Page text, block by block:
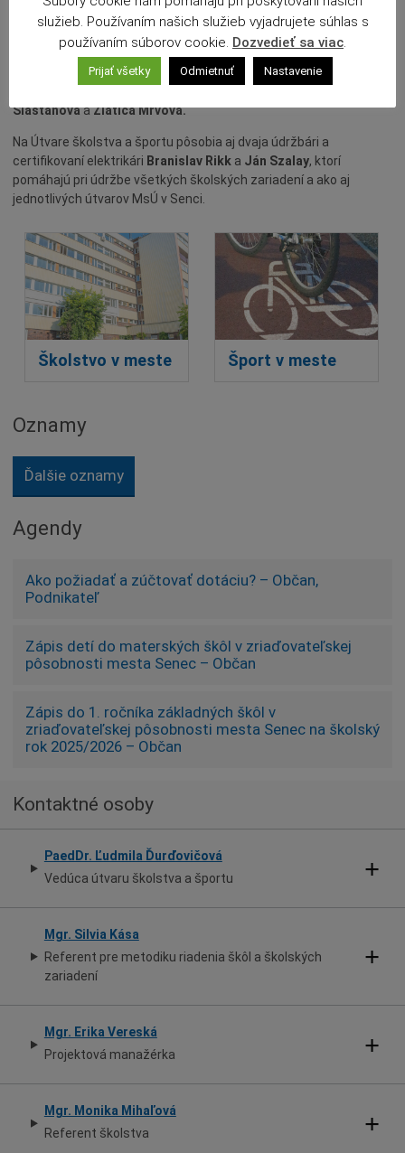
Tri účtovníčky –Jarmila Katonováa Monika Burešovámajú na
úseku rozpočtovníctva a financovania na starosti vedenie
účtovných agend šiestich materských škôl.
Personalistiku a mzdy zamestnancov týchto šiestich
SlašťanováaZlatica Mrvová.
Na Útvare školstva a športu pôsobia aj dvaja údržbári a
certifikovaní elektrikári Branislav Rikk a Ján Szalay, ktorí
pomáhajú pri údržbe všetkých školských zariadení a ako aj
jednotlivých útvarov MsÚ v Senci.
Školstvo v meste Šport v meste
Oznamy
Ďalšie oznamy
Agendy
Ako požiadať a zúčtovať dotáciu? – Občan,
Podnikateľ
Zápis detí do materských škôl v zriaďovateľskej
pôsobnosti mesta Senec – Občan
Zápis do 1. ročníka základných škôl v
zriaďovateľskej pôsobnosti mesta Senec na školský
rok 2025/2026 – Občan
Kontaktné osoby
PaedDr. Ľudmila Ďurďovičová
Vedúca útvaru školstva a športu
Mgr. Silvia Kása
Referent pre metodiku riadenia škôl a školských
zariadení
Mgr. Erika Vereská
Projektová manažérka
Mgr. Monika Mihaľová
Referent školstva
služieb. Používaním našich služieb vyjadrujete súhlas s
používaním súborov cookie. Dozvedieť sa viac.
Prijať všetky Odmietnuť Nastavenie